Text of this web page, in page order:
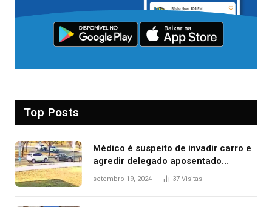
Top Posts
Médico é suspeito de invadir carro e
agredir delegado aposentado
durante confusão no trânsito
setembro 19, 2024 37 Visitas